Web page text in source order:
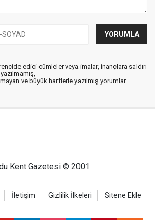
edici cümleler veya imalar, inançlara saldırı
ve büyük harflerle yazılmış yorumlar
Kent Gazetesi © 2001
İletişim Gizlilik İlkeleri Sitene Ekle